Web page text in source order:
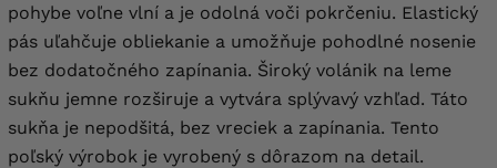
pohybe voľne vlní a je odolná voči pokrčeniu. Elastický
pás uľahčuje obliekanie a umožňuje pohodlné nosenie
bez dodatočného zapínania. Široký volánik na leme
sukňu jemne rozširuje a vytvára splývavý vzhľad. Táto
sukňa je nepodšitá, bez vreciek a zapínania. Tento
poľský výrobok je vyrobený s dôrazom na detail.